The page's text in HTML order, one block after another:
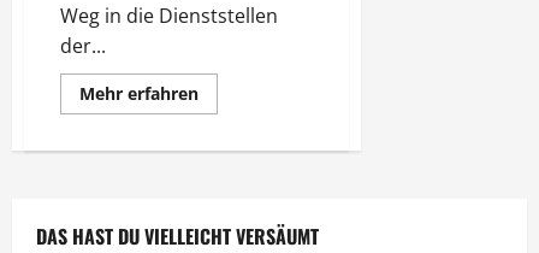
Weg in die Dienststellen
der...
Mehr erfahrenMehr
Informationen
Service
Zeit
und
DAS HAST DU VIELLEICHT VERSÄUMT